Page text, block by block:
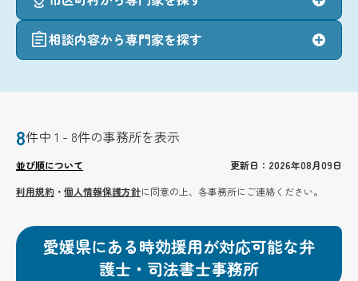
相談内容から専門家を探す
8件中 1 - 8件の事務所を表示
並び順について
更新日：2026年08月09日
利用規約 ・個人情報保護方針に同意の上、各事務所にご連絡ください。
愛媛県にある時効援用が対応可能な弁
護士・司法書士事務所